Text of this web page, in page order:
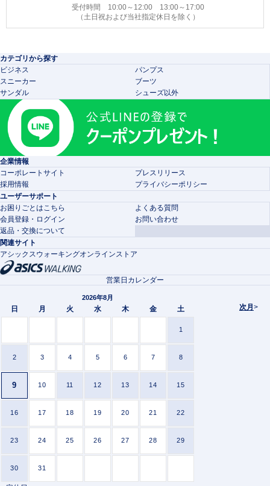
受付時間 10:00～12:00 13:00～17:00
（土日祝および当社指定休日を除く）
カテゴリから探す
ビジネス
パンプス
スニーカー
ブーツ
サンダル
シューズ以外
企業情報
コーポレートサイト
プレスリリース
採用情報
プライバシーポリシー
ユーザーサポート
お困りごとはこちら
よくある質問
会員登録・ログイン
お問い合わせ
返品・交換について
関連サイト
アシックスウォーキングオンラインストア
次月 >
営業日カレンダー
2026年8月
日 月 火 水 木 金 土
1
2 3 4 5 6 7 8
9 10 11 12 13 14 15
16 17 18 19 20 21 22
23 24 25 26 27 28 29
30 31